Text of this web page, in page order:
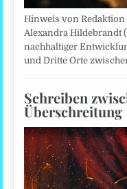
Hinweis von
Alexandra Hildebrandt
nachhaltiger
und Dritte Orte
Schreiben
Überschreitung